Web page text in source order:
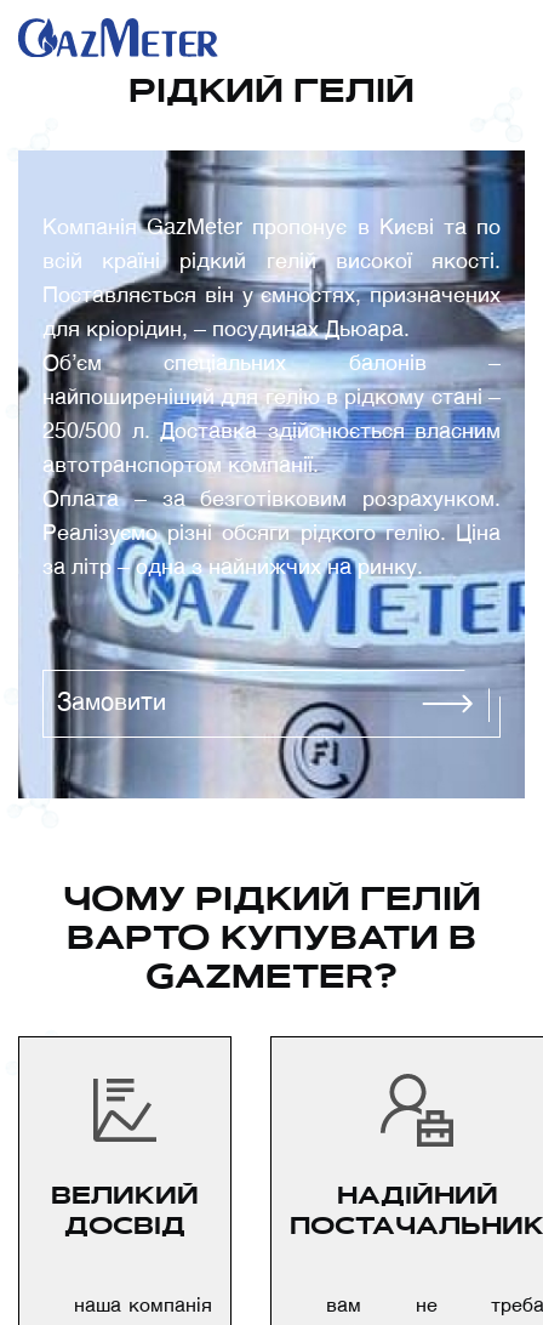
РІДКИЙ ГЕЛІЙ
Компанія GazMeter пропонує в Києві та по
всій країні рідкий гелій високої якості.
Поставляється він у ємностях, призначених
для кріорідин, – посудинах Дьюара.
Об’єм спеціальних балонів –
найпоширеніший для гелію в рідкому стані –
250/500 л. Доставка здійснюється власним
автотранспортом компанії.
Оплата – за безготівковим розрахунком.
Реалізуємо різні обсяги рідкого гелію. Ціна
за літр – одна з найнижчих на ринку.
Замовити
ЧОМУ РІДКИЙ ГЕЛІЙ
ВАРТО КУПУВАТИ В
GAZMETER?
ВЕЛИКИЙ
ДОСВІД
наша компанія
НАДІЙНИЙ
ПОСТАЧАЛЬНИК
вам не треба